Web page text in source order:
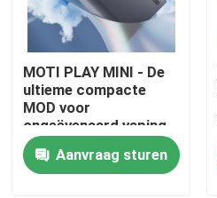
MOTI PLAY MINI - De
ultieme compacte
MOD voor
ongeëvenaard vaping
gemak en prestaties
Aanvraag sturen